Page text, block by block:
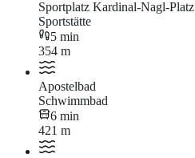
Sportplatz Kardinal-Nagl-Platz
Sportstätte
5 min
354 m
Apostelbad
Schwimmbad
6 min
421 m